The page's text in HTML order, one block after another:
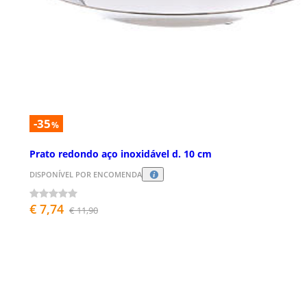
-35%
Prato redondo aço inoxidável d. 10 cm
DISPONÍVEL POR ENCOMENDA
€ 7,74 € 11,90